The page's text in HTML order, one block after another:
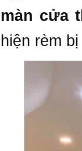
màn cửa
hiện rèm